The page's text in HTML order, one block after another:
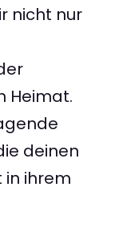
nicht nur
Heimat.
deinen
in ihrem